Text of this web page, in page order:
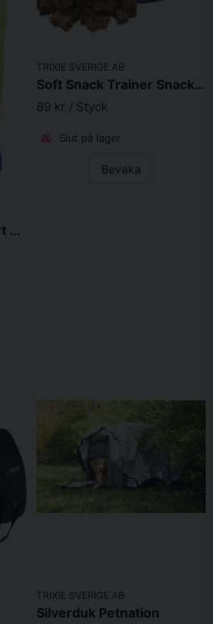
Skicka fråga
2pets Tuggrulle m hjort 28cm 3-pack, 250g
TRIXIE SVERIGE AB
Soft Snack Trainer Snack 500g plasthink
89 kr / Styck
Slut på lager
Bevaka
TRIXIE SVERIGE AB
Silverduk Petnation